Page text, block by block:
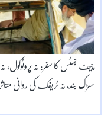
چیف جسٹس کا سفر: نہ پروٹوکول، نہ
سڑک بند، نہ ٹریفک کی روانی متاثر